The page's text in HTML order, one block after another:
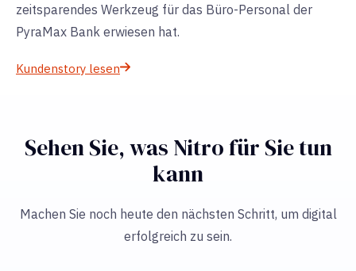
zeitsparendes Werkzeug für das Büro-Personal der
PyraMax Bank erwiesen hat.
Kundenstory lesen
Sehen Sie, was Nitro für Sie tun
kann
Machen Sie noch heute den nächsten Schritt, um digital
erfolgreich zu sein.